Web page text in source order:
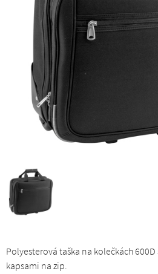
Polyesterová taška na kolečkách
kapsami na zip.